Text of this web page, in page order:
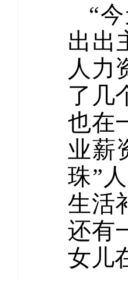
“
出出
人力
了几
也在
业薪
珠”
生活
还有
女儿